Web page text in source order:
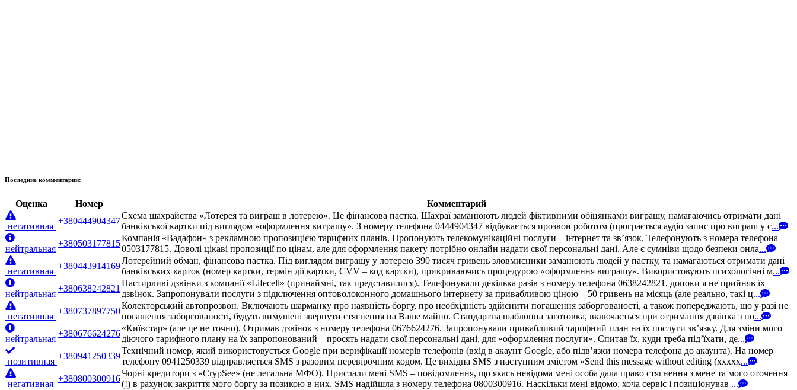
Последние комментарии:
Оценка Номер Комментарий
негативная
+380444904347
Схема шахрайства «Лотерея та виграш в лотерею». Це фінансова пастка. Шахраї заманюють людей фіктивними обіцянками виграшу, намагаючись отримати дані
банківської картки під виглядом «оформлення виграшу». З номеру телефона 0444904347 відбувається прозвон роботом (програється аудіо запис про виграш у с...
нейтральная
+380503177815
Компанія «Вадафон» з рекламною пропозицією тарифних планів. Пропонують телекомунікаційні послуги – інтернет та зв’язок. Телефонують з номера телефона
0503177815. Доволі цікаві пропозиції по цінам, але для оформлення пакету потрібно онлайн надати свої персональні дані. Але є сумніви щодо безпеки онла...
негативная
+380443914169
Лотерейний обман, фінансова пастка. Під виглядом виграшу у лотерею 390 тисяч гривень зловмисники заманюють людей у пастку, та намагаються отримати дані
банківських карток (номер картки, термін дії картки, CVV – код картки), прикриваючись процедурою «оформлення виграшу». Використовують психологічні м...
нейтральная
+380638242821
Настирливі дзвінки з компанії «Lifecell» (принаймні, так представилися). Телефонували декілька разів з номеру телефона 0638242821, допоки я не прийняв їх
дзвінок. Запропонували послуги з підключення оптоволоконного домашнього інтернету за привабливою ціною – 50 гривень на місяць (але реально, такі ц...
негативная
+380737897750
Колекторський автопрозвон. Включають шарманку про наявність боргу, про необхідність здійснити погашення заборгованості, а також попереджають, що у разі не
погашення заборгованості, будуть вимушені звернути стягнення на Ваше майно. Стандартна шаблонна заготовка, включається при отримання дзвінка з но...
нейтральная
+380676624276
«Київстар» (але це не точно). Отримав дзвінок з номеру телефона 0676624276. Запропонували привабливий тарифний план на їх послуги зв’язку. Для зміни мого
діючого тарифного плану на їх запропонований – просять надати свої персональні дані, для «оформлення послуги». Спитав їх, куди треба під’їхати, де...
позитивная
+380941250339
Технічний номер, який використовується Google при верифікації номерів телефонів (вхід в акаунт Google, або підв’язки номера телефона до акаунта). На номер
телефону 0941250339 відправляється SMS з разовим перевірочним кодом. Це вихідна SMS з наступним змістом «Send this message without editing (xxxxx...
негативная
+380800300916
Чорні кредитори з «CrypSee» (не легальна МФО). Прислали мені SMS – повідомлення, що якась невідома мені особа дала право стягнення з мене та мого оточення
(!) в рахунок закриття мого боргу за позикою в них. SMS надійшла з номеру телефона 0800300916. Наскільки мені відомо, хоча сервіс і позиціонував ...